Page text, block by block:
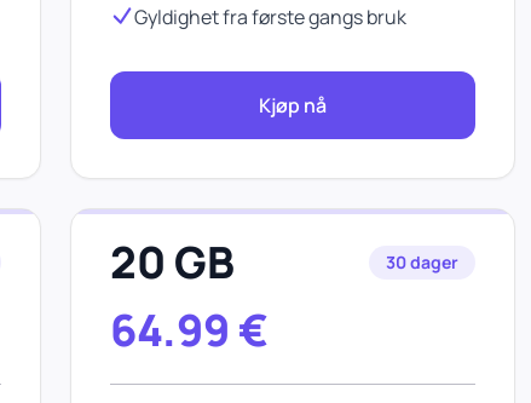
Gyldighet fra første gangs bruk
Kjøp nå
20 GB 30 dager
64.99 €